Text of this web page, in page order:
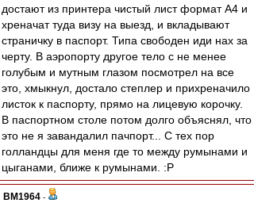
достают из принтера чистый лист формат А4 и
хреначат туда визу на выезд, и вкладывают
страничку в паспорт. Типа свободен иди нах за
черту. В аэропорту другое тело с не менее
голубым и мутным глазом посмотрел на все
это, хмыкнул, достало степлер и прихреначило
листок к паспорту, прямо на лицевую корочку.
В паспортном столе потом долго объяснял, что
это не я завандалил пачпорт... С тех пор
голландцы для меня где то между румынами и
цыганами, ближе к румынами. :P
BM1964 -